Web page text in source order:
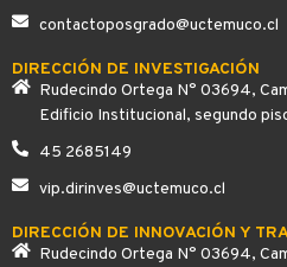
contactoposgrado@uctemuco.cl
DIRECCIÓN DE INVESTIGACIÓN
Rudecindo Ortega N° 03694,
Edificio Institucional, segundo
45 2685149
vip.dirinves@uctemuco.cl
DIRECCIÓN DE INNOVACIÓN Y
Rudecindo Ortega N° 03694,